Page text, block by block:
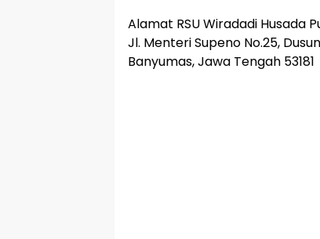
Alamat RSU Wiradadi Husada
Jl. Menteri Supeno No.25,
Banyumas, Jawa Tengah 53181